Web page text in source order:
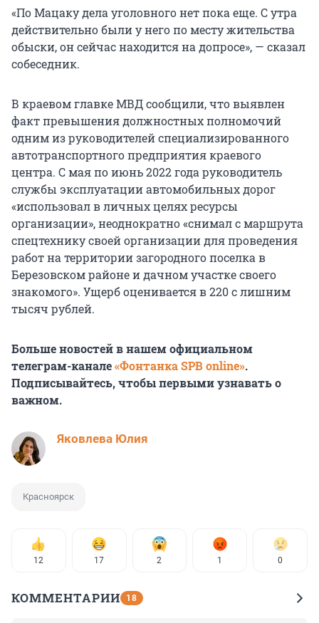
«По Мацаку дела уголовного нет пока еще. С утра
действительно были у него по месту жительства
обыски, он сейчас находится на допросе», — сказал
собеседник.
В краевом главке МВД сообщили, что выявлен
факт превышения должностных полномочий
одним из руководителей специализированного
автотранспортного предприятия краевого
центра. С мая по июнь 2022 года руководитель
службы эксплуатации автомобильных дорог
«использовал в личных целях ресурсы
организации», неоднократно «снимал с маршрута
спецтехнику своей организации для проведения
работ на территории загородного поселка в
Березовском районе и дачном участке своего
знакомого». Ущерб оценивается в 220 с лишним
тысяч рублей.
Больше новостей в нашем официальном
телеграм-канале«Фонтанка SPB online».
Подписывайтесь, чтобы первыми узнавать о
важном.
Яковлева Юлия
Красноярск
12 17 2 1 0
КОММЕНТАРИИ 18